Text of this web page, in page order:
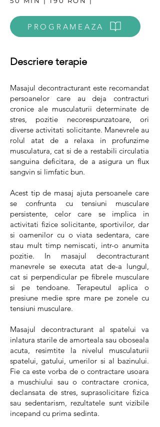
PROGRAMEAZA
Descriere terapie
Masajul decontracturant este recomandat
persoanelor care au deja contracturi
cronice ale musculaturii determinate de
stres, pozitie necorespunzatoare, ori
diverse activitati solicitante. Manevrele au
rolul atat de a relaxa in profunzime
musculatura, cat si de a restabili circulatia
sanguina deficitara, de a asigura un flux
sangvin si limfatic bun.
Acest tip de masaj ajuta persoanele care
se confrunta cu tensiuni musculare
persistente, celor care se implica in
activitati fizice solicitante, sportivilor, dar
si oamenilor cu o viata sedentara, care
stau mult timp nemiscati, intr-o anumita
pozitie. In masajul decontracturant
manevrele se executa atat de-a lungul,
cat si perpendicular pe fibrele musculare
si pe tendoane. Terapeutul aplica o
presiune medie spre mare pe zonele cu
tensiuni musculare.
Masajul decontracturant al spatelui va
inlatura starile de amorteala sau oboseala
acuta, resimtite la nivelul musculaturii
spatelui, gatului, umerilor si al bazinului.
Fie ca este vorba de o contractare usoara
a muschiului sau o contractare cronica,
declansata de stres, suprasolicitare fizica
sau sedentarism, rezultatele sunt vizibile
incepand cu prima sedinta.